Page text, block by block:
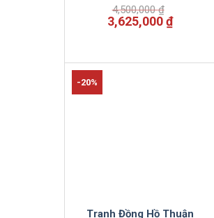
Được
xếp
hạng
sao
4,500,000₫
Giá
gốc
3,625,000₫Giá
hiện
-20%
Tranh Đồng Hồ Thuận